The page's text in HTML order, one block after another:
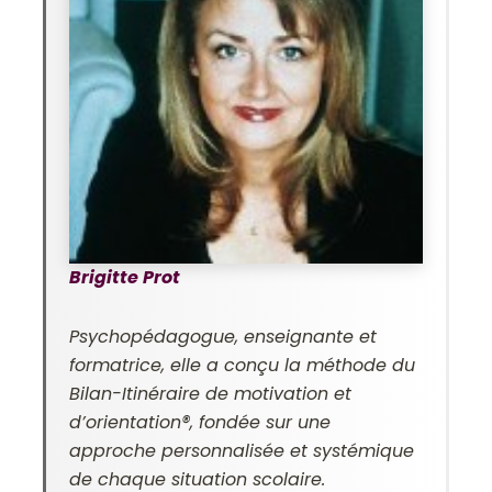
Brigitte Prot
Psychopédagogue, enseignante et
formatrice, elle a conçu la méthode du
Bilan-Itinéraire de motivation et
d’orientation®, fondée sur une
approche personnalisée et systémique
de chaque situation scolaire.